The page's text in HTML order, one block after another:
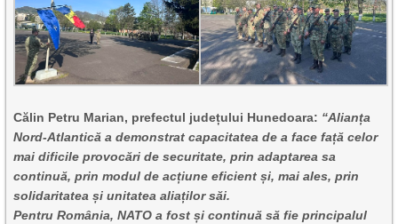
Călin Petru Marian, prefectul județului Hunedoara: “Alianța
Nord-Atlantică a demonstrat capacitatea de a face față celor
mai dificile provocări de securitate, prin adaptarea sa
continuă, prin modul de acțiune eficient și, mai ales, prin
solidaritatea și unitatea aliaților săi.
Pentru România, NATO a fost și continuă să fie principalul